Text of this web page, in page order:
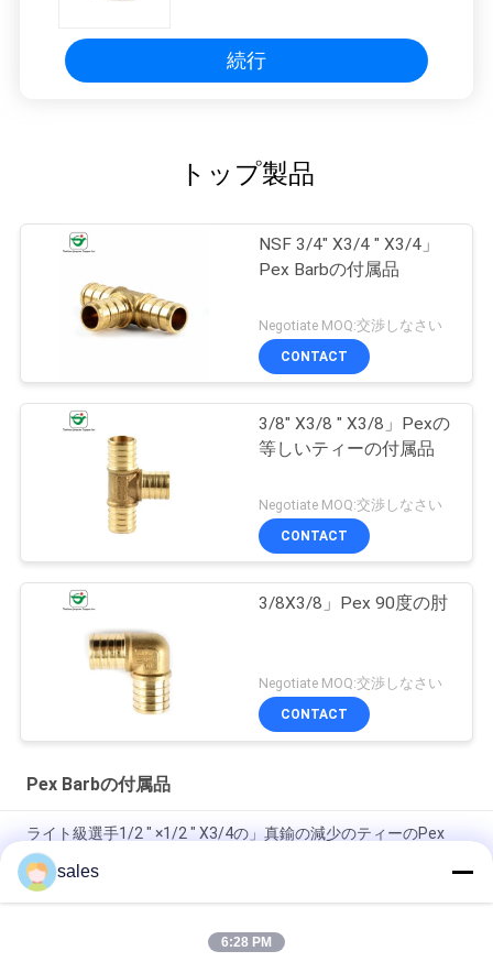
続行
トップ製品
NSF 3/4" X3/4 " X3/4」
Pex Barbの付属品
Negotiate MOQ:交渉しなさい
CONTACT
3/8" X3/8 " X3/8」Pexの
等しいティーの付属品
Negotiate MOQ:交渉しなさい
CONTACT
3/8X3/8」Pex 90度の肘
Negotiate MOQ:交渉しなさい
CONTACT
Pex Barbの付属品
ライト級選手1/2 " ×1/2 " X3/4の」真鍮の減少のティーのPex
Barbの付属品
はんだ付けする銅無し3/8"ニップルの管付属品を減らすX3/8」
ISO9001 1" X3/4」MNPTの銅の雄型アダプタのPex Barbの付属
sales
6:28 PM